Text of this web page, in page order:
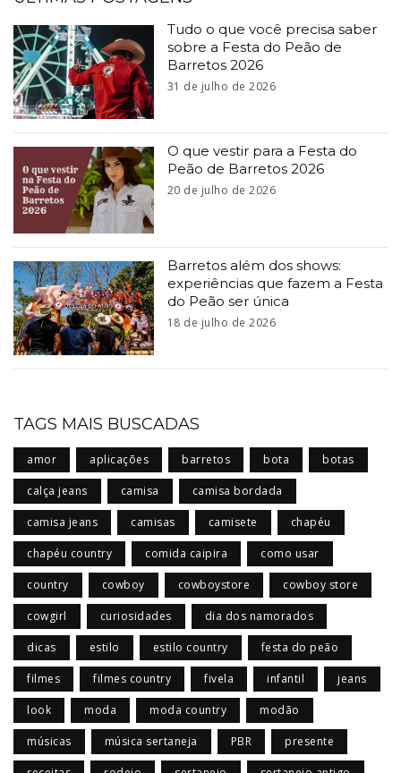
Tudo o que você precisa saber
sobre a Festa do Peão de
Barretos 2026
31 de julho de 2026
O que vestir para a Festa do
Peão de Barretos 2026
20 de julho de 2026
Barretos além dos shows:
experiências que fazem a Festa
do Peão ser única
18 de julho de 2026
TAGS MAIS BUSCADAS
amor aplicações barretos bota botas
calça jeans camisa camisa bordada
camisa jeans camisas camisete chapéu
chapéu country comida caipira como usar
country cowboy cowboystore cowboy store
cowgirl curiosidades dia dos namorados
dicas estilo estilo country festa do peão
filmes filmes country fivela infantil jeans
look moda moda country modão
músicas música sertaneja PBR presente